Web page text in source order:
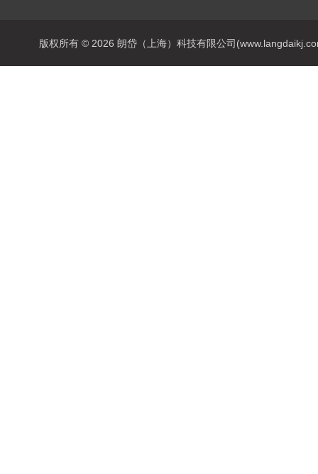
版权所有 © 2026 朗岱（上海）科技有限公司